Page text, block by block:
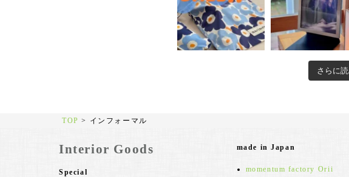
さらに
TOP > インフォーマル
Interior Goods
Special
made in Japan
momentum factory Orii